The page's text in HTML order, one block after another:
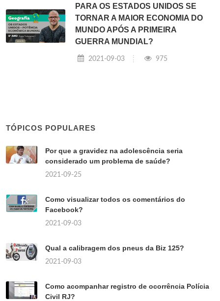
PARA OS ESTADOS UNIDOS SE
TORNAR A MAIOR ECONOMIA DO
MUNDO APÓS A PRIMEIRA
GUERRA MUNDIAL?
2021-09-03 975
TÓPICOS POPULARES
Por que a gravidez na adolescência seria
considerado um problema de saúde?
2021-09-25
Como visualizar todos os comentários do
Facebook?
2021-09-03
Qual a calibragem dos pneus da Biz 125?
2021-09-03
Como acompanhar registro de ocorrência Polícia
Civil RJ?